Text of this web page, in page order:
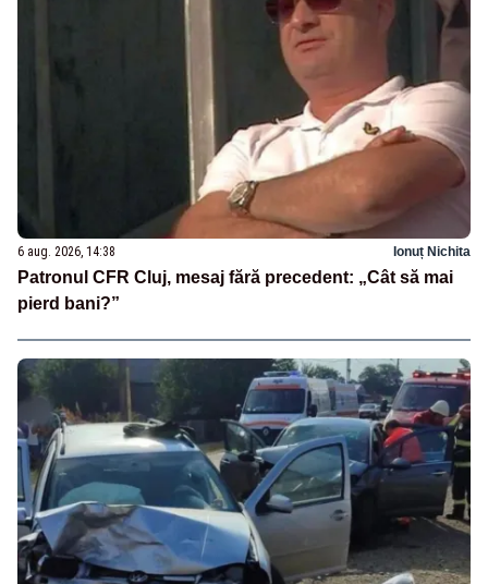
6 aug. 2026, 14:38 Ionuț Nichita
Patronul CFR Cluj, mesaj fără precedent: „Cât să mai
pierd bani?”